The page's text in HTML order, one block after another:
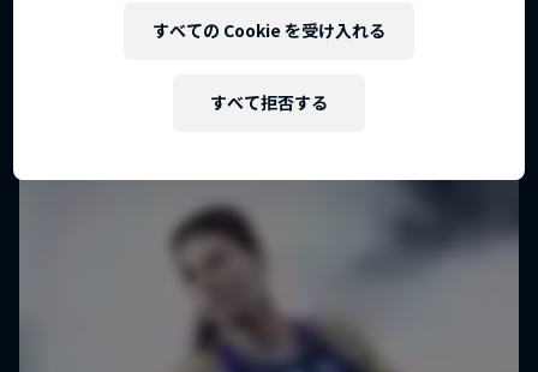
すべて拒否する
すべての Cookie を受け入れる